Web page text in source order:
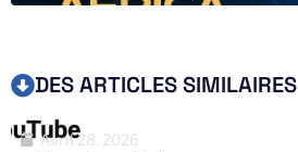
DES ARTICLES SIMILAIRES
Avril 28, 2026